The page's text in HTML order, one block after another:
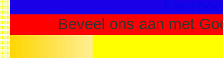
Beveel ons aan met